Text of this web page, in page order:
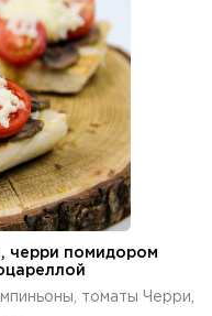
черри помидором
томаты Черри,